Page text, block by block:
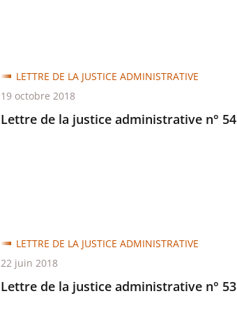
Lettre de la justice administrative n° 54
LETTRE DE LA JUSTICE ADMINISTRATIVE
19 octobre 2018
Lettre de la justice administrative n° 53
LETTRE DE LA JUSTICE ADMINISTRATIVE
22 juin 2018